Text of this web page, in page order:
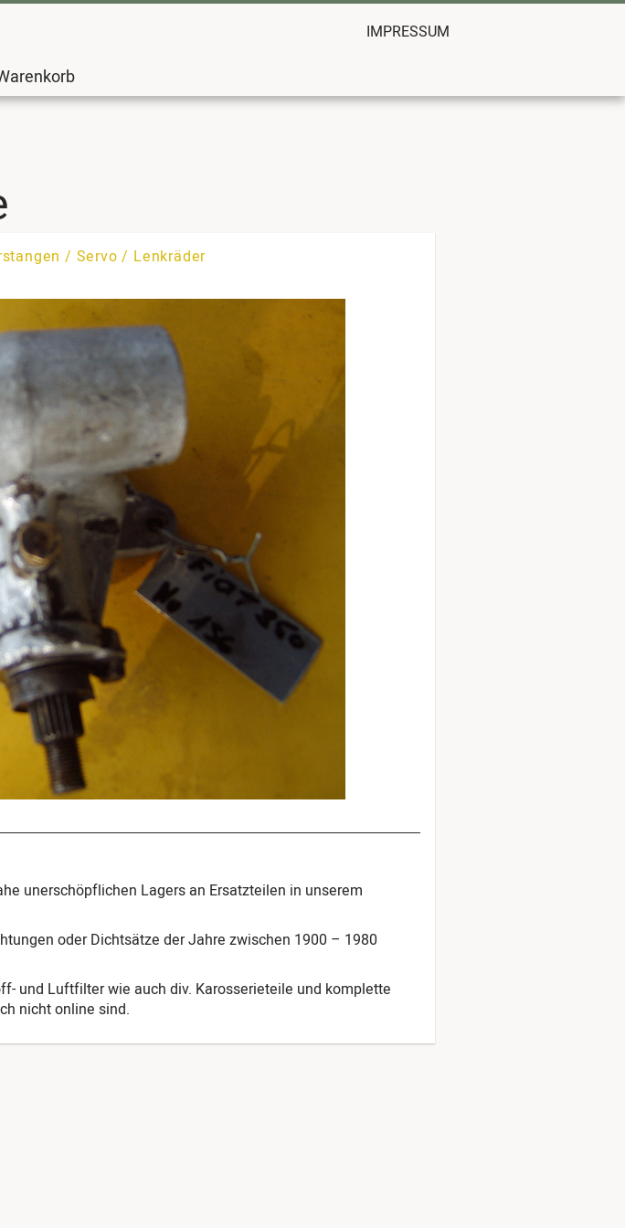
IMPRESSUM
/ Servo / Lenkräder
unerschöpflichen Lagers an Ersatzteilen in unserem
oder Dichtsätze der Jahre zwischen 1900 – 1980
und Luftfilter wie auch div. Karosserieteile und komplette
nicht online sind.